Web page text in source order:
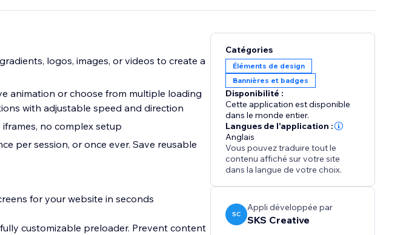
logos, images, or videos to create a
with adjustable speed and direction
no complex setup
per session, or once ever. Save reusable
for your website in seconds
customizable preloader. Prevent content
Catégories
Éléments de design
Bannières et badges
Disponibilité :
Cette application est disponible
dans le monde entier.
Langues de l'application :
Anglais
Vous pouvez traduire tout le
contenu affiché sur votre site
dans la langue de votre choix.
SC
Appli développée par
SKS Creative